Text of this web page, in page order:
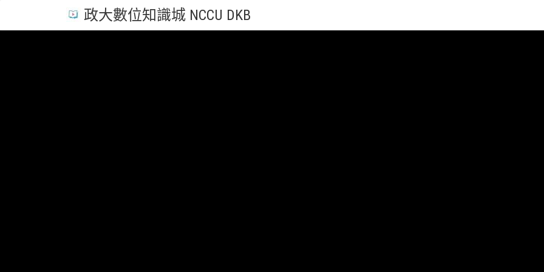
政大數位知識城 NCCU DKB